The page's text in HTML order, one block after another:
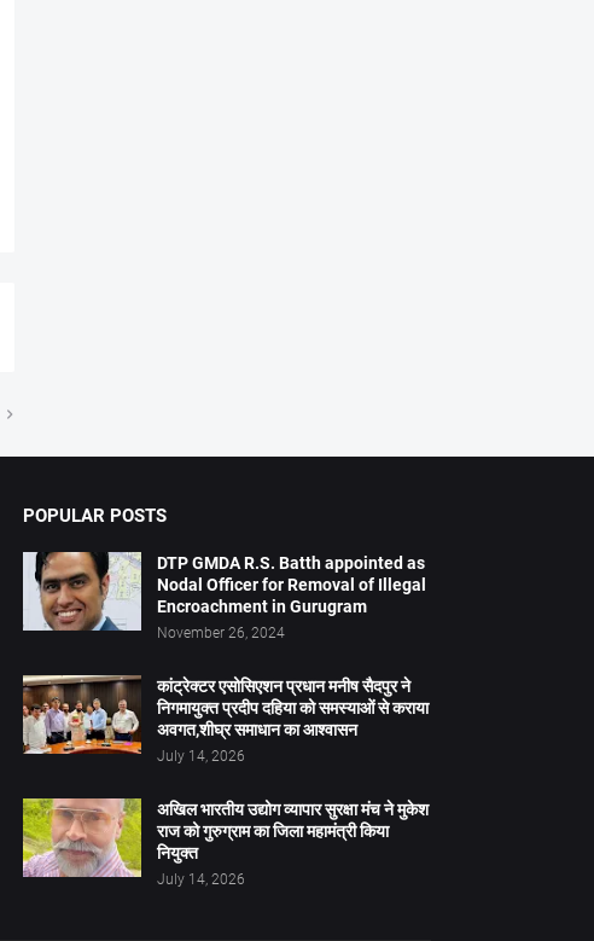
POPULAR POSTS
DTP GMDA R.S. Batth appointed as
Nodal Officer for Removal of Illegal
Encroachment in Gurugram
November 26, 2024
कांट्रेक्टर एसोसिएशन प्रधान मनीष सैदपुर ने
निगमायुक्त प्रदीप दहिया को समस्याओं से कराया
अवगत,शीघ्र समाधान का आश्वासन
July 14, 2026
अखिल भारतीय उद्योग व्यापार सुरक्षा मंच ने मुकेश
राज को गुरुग्राम का जिला महामंत्री किया
नियुक्त
July 14, 2026